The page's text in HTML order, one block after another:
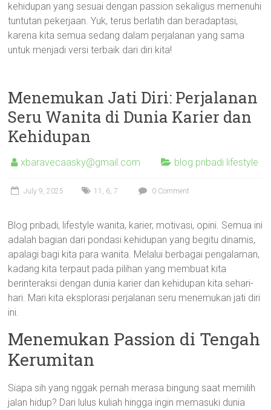
kehidupan yang sesuai dengan passion sekaligus memenuhi
tuntutan pekerjaan. Yuk, terus berlatih dan beradaptasi,
karena kita semua sedang dalam perjalanan yang sama
untuk menjadi versi terbaik dari diri kita!
Menemukan Jati Diri: Perjalanan
Seru Wanita di Dunia Karier dan
Kehidupan
xbaravecaasky@gmail.com blog pribadi lifestyle
July 9, 2025 11 , 6,7 0 Comment
Blog pribadi, lifestyle wanita, karier, motivasi, opini. Semua ini
adalah bagian dari pondasi kehidupan yang begitu dinamis,
apalagi bagi kita para wanita. Melalui berbagai pengalaman,
kadang kita terpaut pada pilihan yang membuat kita
berinteraksi dengan dunia karier dan kehidupan kita sehari-
hari. Mari kita eksplorasi perjalanan seru menemukan jati diri
ini.
Menemukan Passion di Tengah
Kerumitan
Siapa sih yang nggak pernah merasa bingung saat memilih
jalan hidup? Dari lulus kuliah hingga ingin memasuki dunia